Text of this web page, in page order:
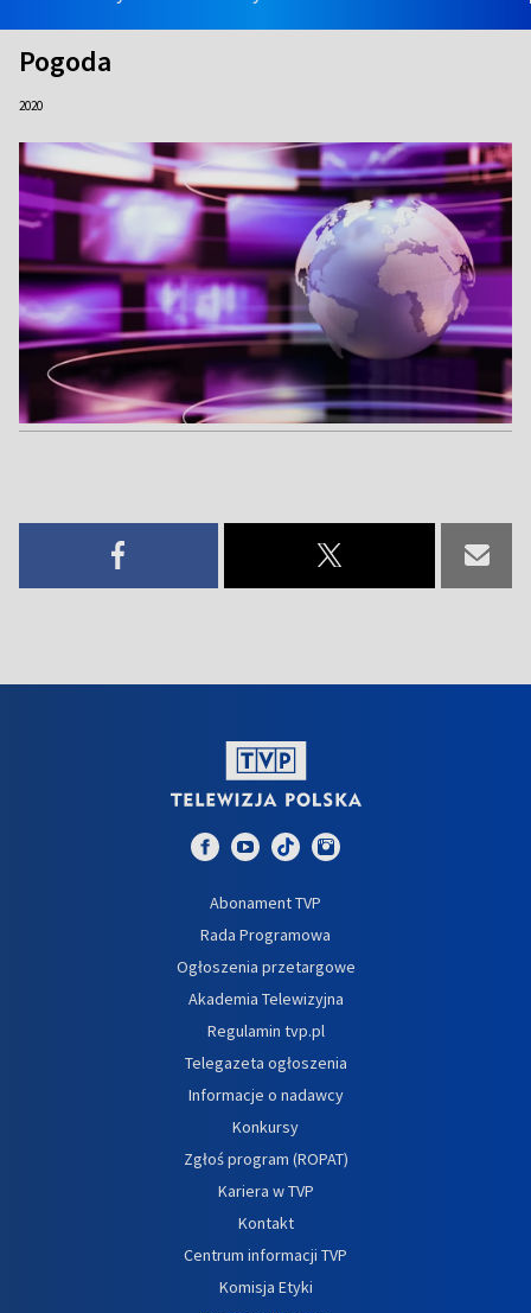
Pogoda
2020
Abonament TVP
Rada Programowa
Ogłoszenia przetargowe
Akademia Telewizyjna
Regulamin tvp.pl
Telegazeta ogłoszenia
Informacje o nadawcy
Konkursy
Zgłoś program (ROPAT)
Kariera w TVP
Kontakt
Centrum informacji TVP
Komisja Etyki